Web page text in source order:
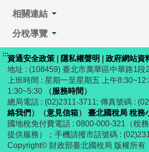
相關連結
分稅導覽
:::資通安全政策 隱私權聲明
政府網站資
地址 : (108459) 臺北市萬華區中華路1段
上班時間 : 星期一至星期五 上午
1:30~5:30
（服務時間 ）
總局電話 : (02)2311-3711; 傳真號碼 :
絡我們 ） （意見信箱）
臺北國稅局 稅務
國地稅免付費電話 : 0800-000-321（稅
提供服務）；手機請撥市話號碼 :
Copyright© 財政部臺北國稅局 版權所